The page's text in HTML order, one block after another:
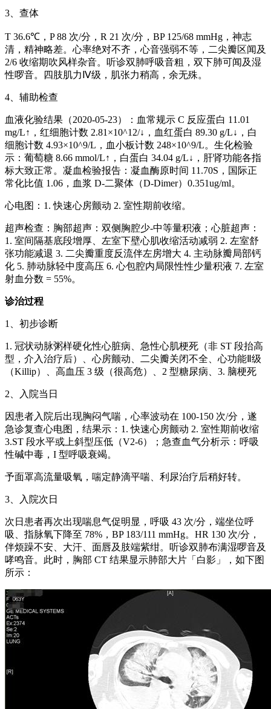
3、查体
T 36.6℃，P 88 次/分，R 21 次/分，BP 125/68 mmHg，神志
清，精神略差。心率绝对不齐，心音强弱不等，二尖瓣区闻及
2/6 收缩期吹风样杂音。听诊双肺呼吸音粗，双下肺可闻及湿
性啰音。四肢肌力Ⅳ级，肌张力稍高，余无殊。
4、辅助检查
血液化验结果（2020-05-23）：血常规示 C 反应蛋白 11.01
mg/L↑，红细胞计数 2.81×10^12/↓，血红蛋白 89.30 g/L↓，白
细胞计数 4.93×10^9/L，血小板计数 248×10^9/L。生化检验
示：葡萄糖 8.66 mmol/L↑，白蛋白 34.04 g/L↓，肝肾功能各指
标大致正常。凝血检验报告：凝血酶原时间 11.70S，国际正
常化比值 1.06，血浆 D-二聚体（D-Dimer）0.351ug/ml。
心电图：1. 快速心房颤动 2. 室性期前收缩。
超声检查：胸部超声：双侧胸腔少-中等量积液；心脏超声：
1. 室间隔基底段增厚、左室下壁心肌收缩活动减弱 2. 左室舒
张功能减退 3. 二尖瓣重度反流伴左房增大 4. 主动脉瓣局部钙
化 5. 肺动脉轻中度高压 6. 心包腔内局限性性少量积液 7. 左室
射血分数 = 55%。
诊治过程
1、初步诊断
1. 冠状动脉粥样硬化性心脏病、急性心肌梗死（非 ST 段抬高
型，介入治疗后）、心房颤动、二尖瓣关闭不全、心功能Ⅱ级
（Killip）、高血压 3 级（很高危）、2 型糖尿病、3. 脑梗死
2、入院当日
因患者入院后出现胸闷气喘，心率波动在 100-150 次/分，遂
急诊复查心电图，结果示：1. 快速心房颤动 2. 室性期前收缩
3.ST 段水平或上斜型压低（V2-6）；急查血气分析示：呼吸
性碱中毒，I 型呼吸衰竭。
予面罩高流量吸氧，喘定静滴平喘、利尿治疗后稍好转。
3、入院次日
次日患者再次出现喘息气促明显，呼吸 43 次/分，端坐位呼
吸、指脉氧下降至 78%，BP 183/111 mmHg。HR 130 次/分，
伴烦躁不安、大汗、面唇及肢端紫绀。听诊双肺布满湿啰音及
哮鸣音。此时，胸部 CT 结果显示肺部大片「白影」，如下图
所示：